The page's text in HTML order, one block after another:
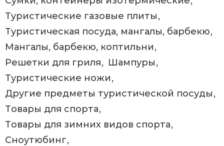
Туристические газовые плиты
Туристическая посуда, мангалы, барбекю
Мангалы, барбекю, коптильни
Решетки для гриля
Шампуры
Туристические ножи
Другие предметы туристической посуды
Товары для спорта
Товары для зимних видов спорта
Сноутюбинг